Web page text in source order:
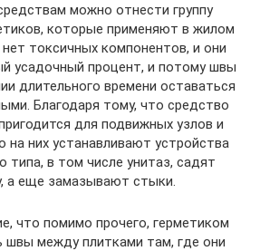
можно отнести группу
которые применяют в жилом
токсичных компонентов, и они
усадочный процент, и потому швы
длительного времени оставаться
Благодаря тому, что средство
для подвижных узлов и
на них устанавливают устройства
типа, в том числе унитаз, садят
а еще замазывают стыки.
что помимо прочего, герметиком
швы между плитками там, где они